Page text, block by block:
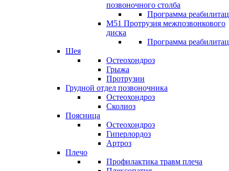
позвоночного столба
Программа
М51 Протрузия межпозвонкового
диска
Программа
Шея
Остеохондроз
Грыжа
Протрузии
Грудной отдел позвоночника
Остеохондроз
Сколиоз
Поясница
Остеохондроз
Гиперлордоз
Артроз
Плечо
Профилактика травм плеча